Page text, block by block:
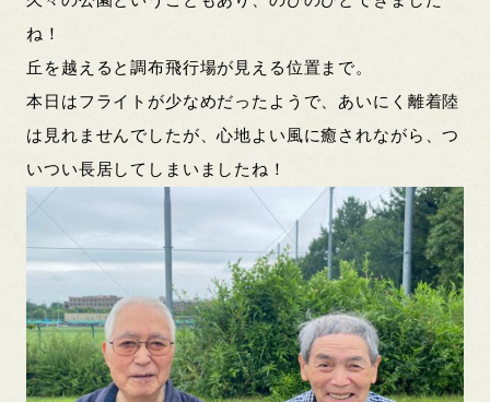
ね！
丘を越えると調布飛行場が見える位置まで。
本日はフライトが少なめだったようで、あいにく離着陸
は見れませんでしたが、心地よい風に癒されながら、つ
いつい長居してしまいましたね！